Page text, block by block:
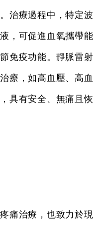
治療過程中，特定波
，可促進血氧攜帶能
免疫功能。靜脈雷射
療，如高血壓、高血
具有安全、無痛且恢
痛治療，也致力於現